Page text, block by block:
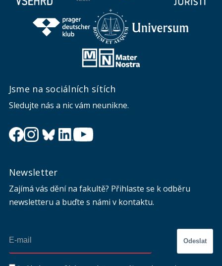
Jsme na sociálních sítích
Sledujte nás a nic vám neunikne.
Newsletter
Zajímá vás dění na fakultě? Přihlaste se k odběru
newsletteru a buďte s námi v kontaktu.
Odeslat